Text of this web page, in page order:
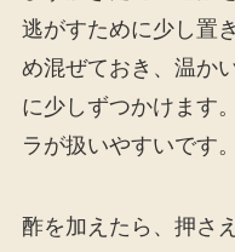
逃がすために少し置
め混ぜておき、温か
に少しずつかけます
ラが扱いやすいです。
酢を加えたら、押さ